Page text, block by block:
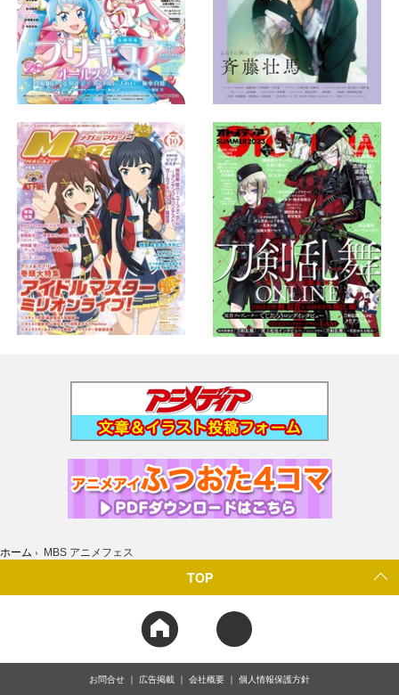
ホーム › MBS アニメフェス
TOP
お問合せ 広告掲載 会社概要 個人情報保護方針